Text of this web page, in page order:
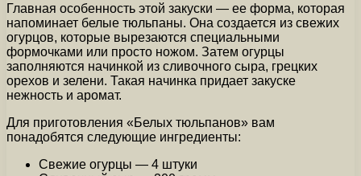
Главная особенность этой закуски — ее форма, которая
напоминает белые тюльпаны. Она создается из свежих
огурцов, которые вырезаются специальными
формочками или просто ножом. Затем огурцы
заполняются начинкой из сливочного сыра, грецких
орехов и зелени. Такая начинка придает закуске
нежность и аромат.
Для приготовления «Белых тюльпанов» вам
понадобятся следующие ингредиенты:
Свежие огурцы — 4 штуки